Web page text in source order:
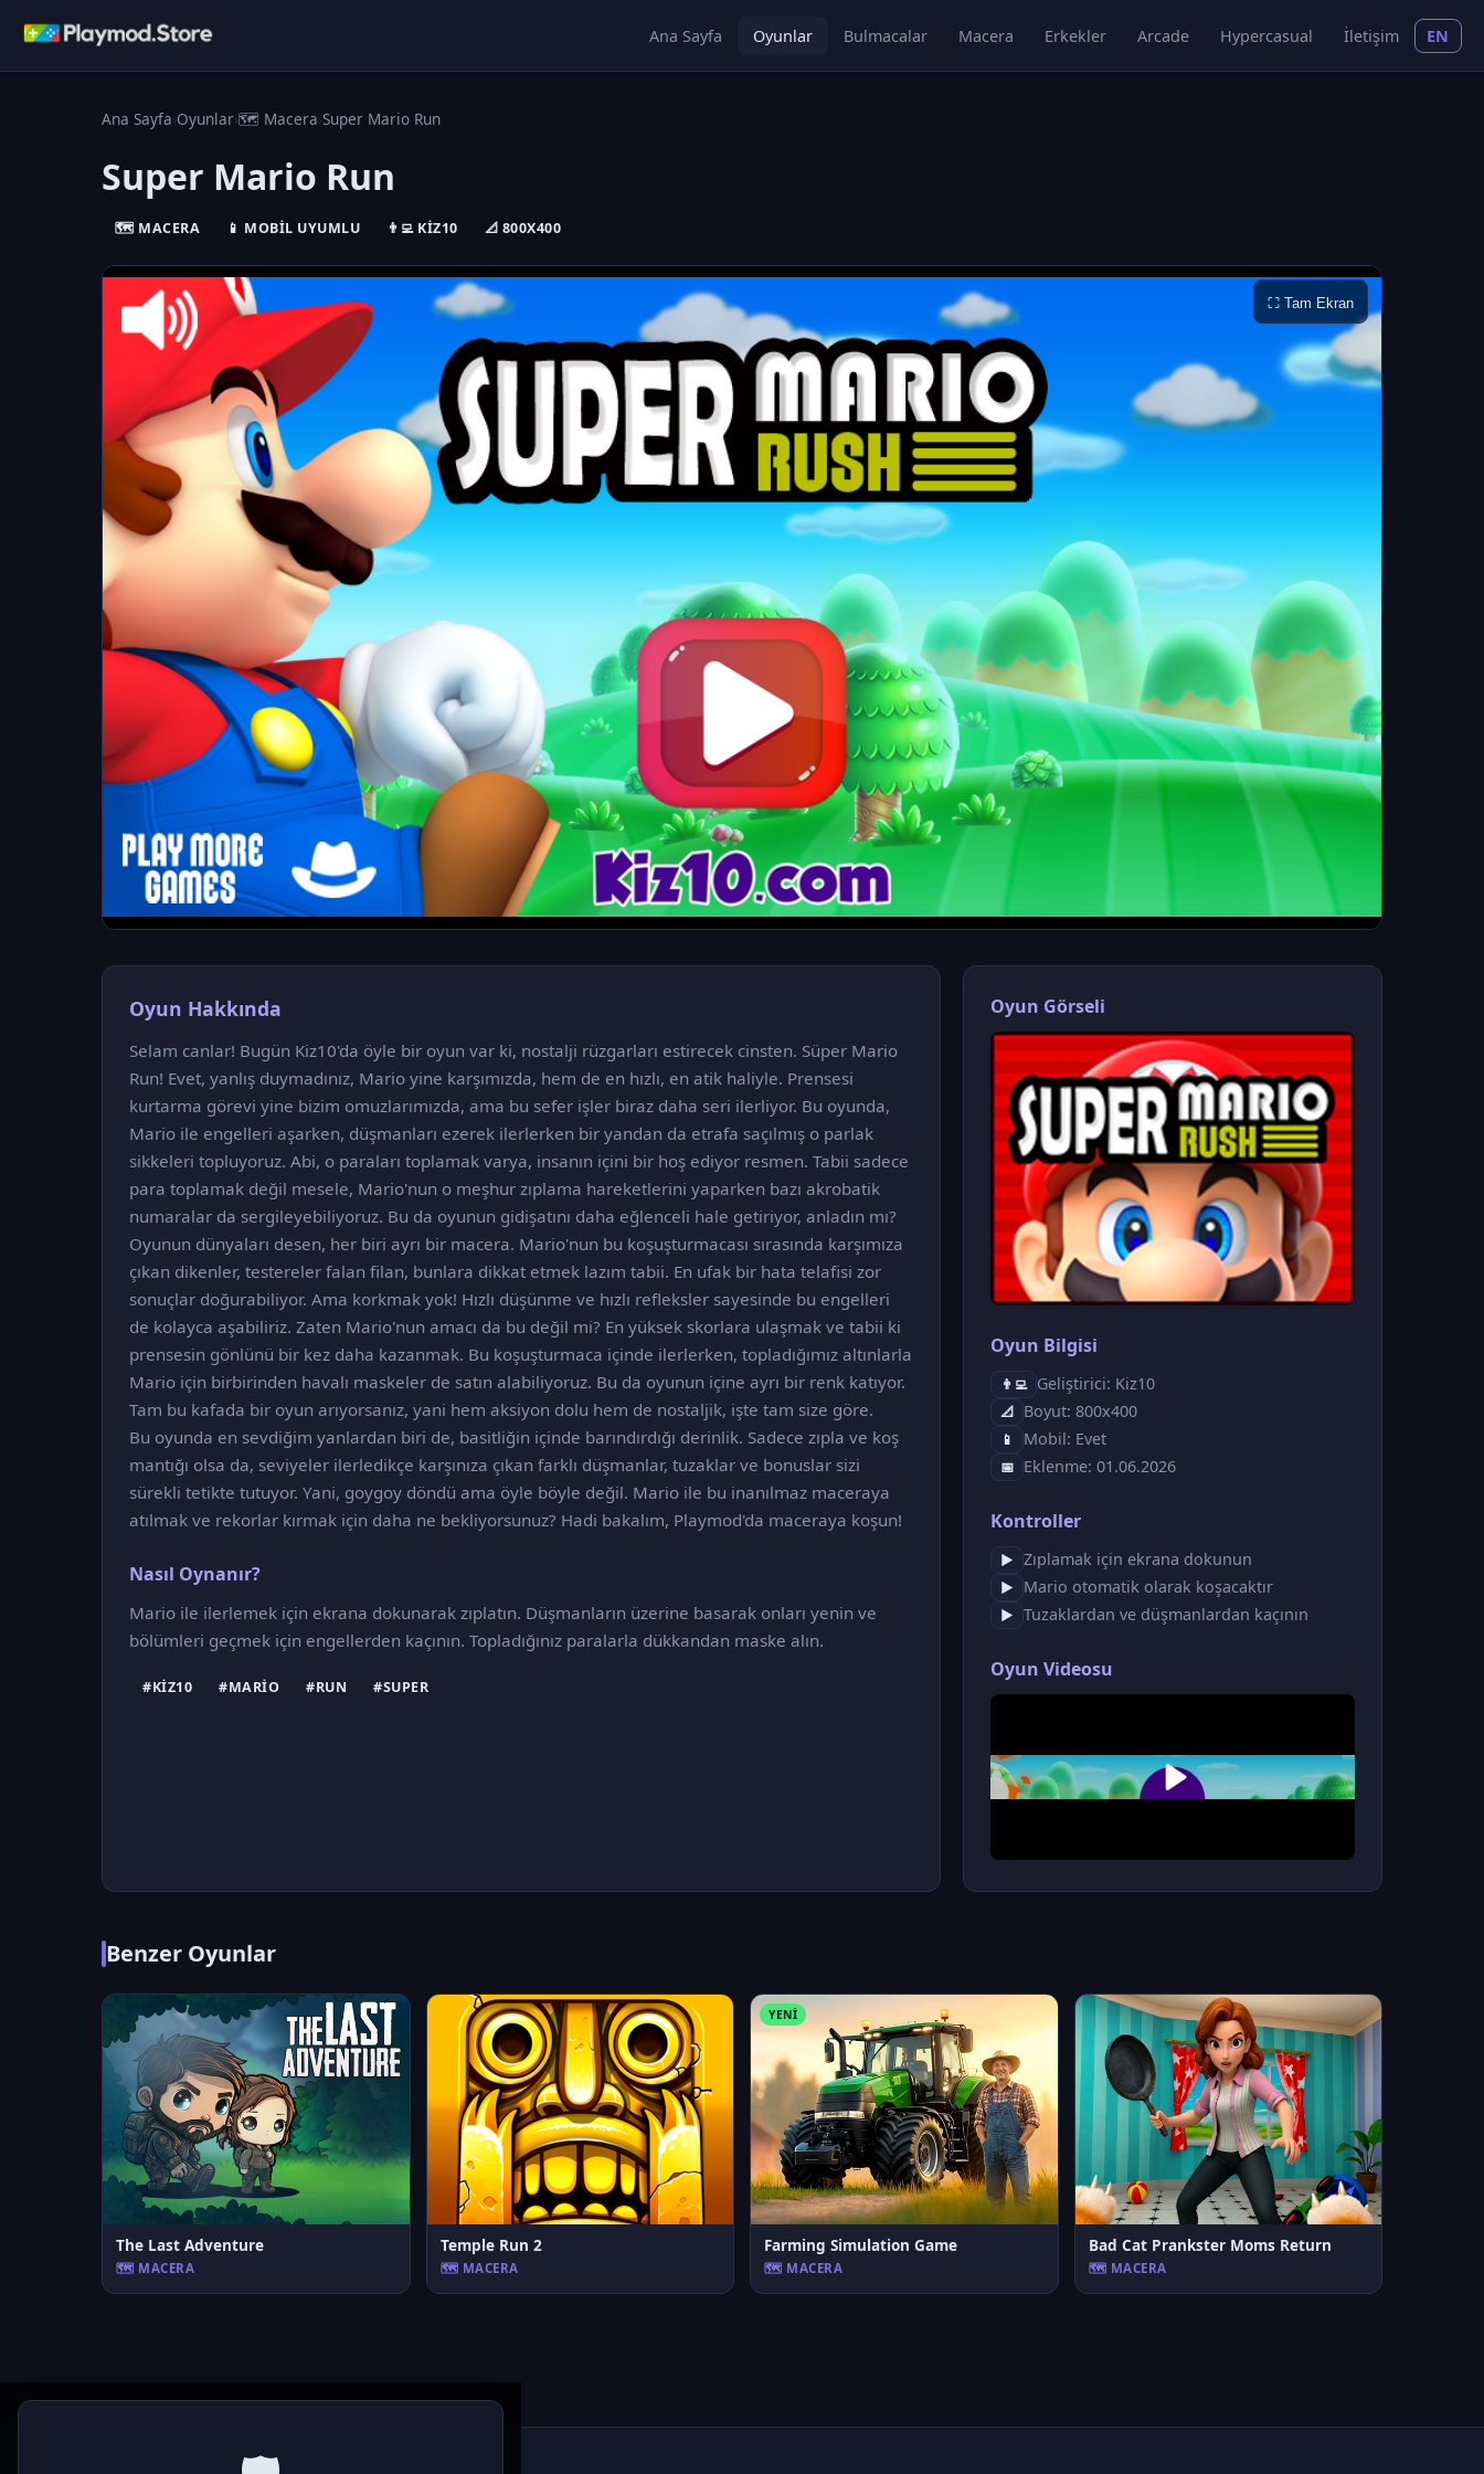
Ana Sayfa Oyunlar Bulmacalar Macera Erkekler Arcade Hypercasual İletişim EN
Ana Sayfa›Oyunlar›🗺️ Macera›Super Mario Run
Super Mario Run
🗺️ MACERA 📱 MOBIL UYUMLU 👨‍💻 KIZ10 📐 800X400
⛶ Tam Ekran
Oyun Hakkında
Selam canlar! Bugün Kiz10'da öyle bir oyun var ki, nostalji rüzgarları estirecek cinsten. Süper Mario
Run! Evet, yanlış duymadınız, Mario yine karşımızda, hem de en hızlı, en atik haliyle. Prensesi
kurtarma görevi yine bizim omuzlarımızda, ama bu sefer işler biraz daha seri ilerliyor. Bu oyunda,
Mario ile engelleri aşarken, düşmanları ezerek ilerlerken bir yandan da etrafa saçılmış o parlak
sikkeleri topluyoruz. Abi, o paraları toplamak varya, insanın içini bir hoş ediyor resmen. Tabii sadece
para toplamak değil mesele, Mario'nun o meşhur zıplama hareketlerini yaparken bazı akrobatik
numaralar da sergileyebiliyoruz. Bu da oyunun gidişatını daha eğlenceli hale getiriyor, anladın mı?
Oyunun dünyaları desen, her biri ayrı bir macera. Mario'nun bu koşuşturmacası sırasında karşımıza
çıkan dikenler, testereler falan filan, bunlara dikkat etmek lazım tabii. En ufak bir hata telafisi zor
sonuçlar doğurabiliyor. Ama korkmak yok! Hızlı düşünme ve hızlı refleksler sayesinde bu engelleri
de kolayca aşabiliriz. Zaten Mario'nun amacı da bu değil mi? En yüksek skorlara ulaşmak ve tabii ki
prensesin gönlünü bir kez daha kazanmak. Bu koşuşturmaca içinde ilerlerken, topladığımız altınlarla
Mario için birbirinden havalı maskeler de satın alabiliyoruz. Bu da oyunun içine ayrı bir renk katıyor.
Tam bu kafada bir oyun arıyorsanız, yani hem aksiyon dolu hem de nostaljik, işte tam size göre.
Bu oyunda en sevdiğim yanlardan biri de, basitliğin içinde barındırdığı derinlik. Sadece zıpla ve koş
mantığı olsa da, seviyeler ilerledikçe karşınıza çıkan farklı düşmanlar, tuzaklar ve bonuslar sizi
sürekli tetikte tutuyor. Yani, goygoy döndü ama öyle böyle değil. Mario ile bu inanılmaz maceraya
atılmak ve rekorlar kırmak için daha ne bekliyorsunuz? Hadi bakalım, Playmod'da maceraya koşun!
Nasıl Oynanır?
Mario ile ilerlemek için ekrana dokunarak zıplatın. Düşmanların üzerine basarak onları yenin ve
bölümleri geçmek için engellerden kaçının. Topladığınız paralarla dükkandan maske alın.
#KIZ10 #MARIO #RUN #SUPER
Oyun Görseli
Oyun Bilgisi
👨‍💻 Geliştirici: Kiz10
📐 Boyut: 800x400
📱 Mobil: Evet
📅 Eklenme: 01.06.2026
Kontroller
▶ Zıplamak için ekrana dokunun
▶ Mario otomatik olarak koşacaktır
▶ Tuzaklardan ve düşmanlardan kaçının
Oyun Videosu
Benzer Oyunlar
The Last Adventure
🗺️ MACERA
Temple Run 2
🗺️ MACERA
YENI
Farming Simulation Game
🗺️ MACERA
Bad Cat Prankster Moms Return
🗺️ MACERA